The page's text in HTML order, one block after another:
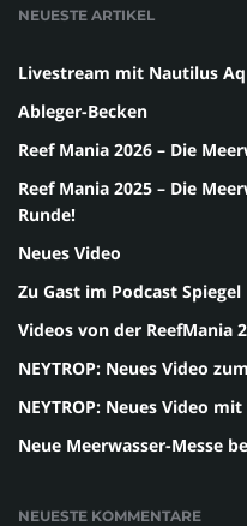
NEUESTE ARTIKEL
Livestream mit Nautilus
Ableger-Becken
Reef Mania 2026 – Die
Reef Mania 2025 – Die
Runde!
Neues Video
Zu Gast im Podcast Spiegel
Videos von der ReefMania
NEYTROP: Neues Video
NEYTROP: Neues Video
Neue Meerwasser-Messe
NEUESTE KOMMENTARE